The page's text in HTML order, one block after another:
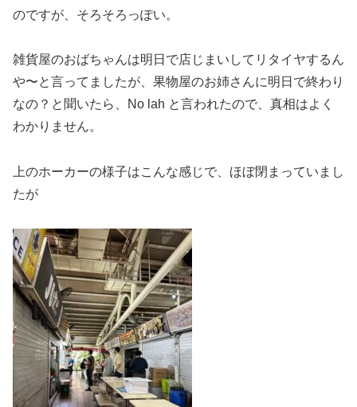
のですが、そろそろっぽい。
雑貨屋のおばちゃんは明日で店じまいしてリタイヤするん
や〜と言ってましたが、果物屋のお姉さんに明日で終わり
なの？と聞いたら、No lah と言われたので、真相はよく
わかりません。
上のホーカーの様子はこんな感じで、ほぼ閉まっていまし
たが